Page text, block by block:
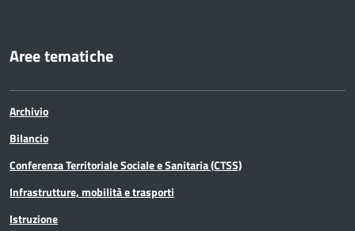
Aree tematiche
Archivio
Bilancio
Conferenza Territoriale Sociale e Sanitaria (CTSS)
Infrastrutture, mobilità e trasporti
Istruzione